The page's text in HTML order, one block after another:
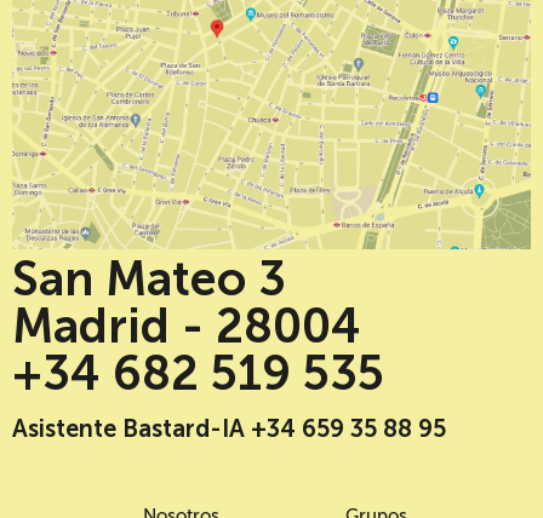
San Mateo 3
Madrid - 28004
+34 682 519 535
Asistente Bastard-IA +34 659 35 88 95